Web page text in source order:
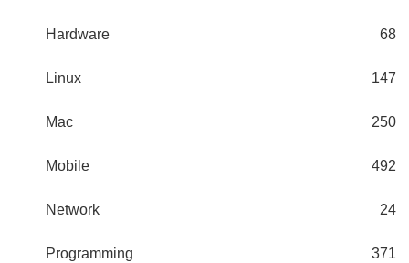
Hardware 68
Linux 147
Mac 250
Mobile 492
Network 24
Programming 371